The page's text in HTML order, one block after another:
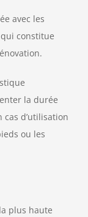
avec les
constitue
la durée
d’utilisation
ou les
plus haute